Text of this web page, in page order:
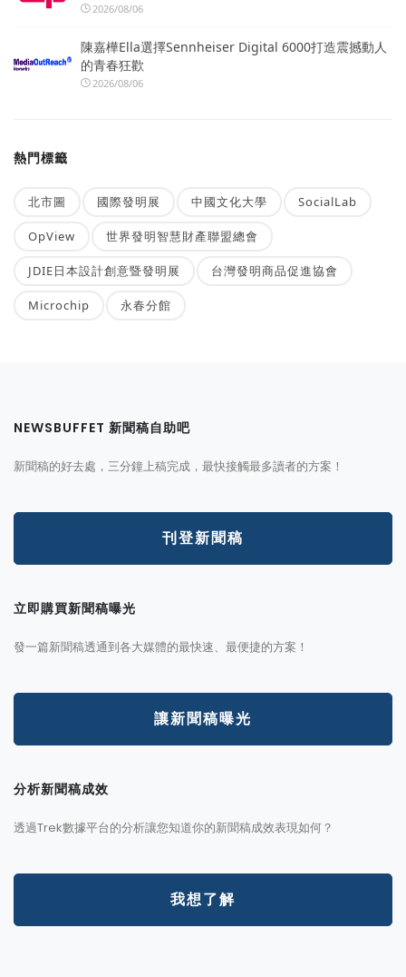
2026/08/06
陳嘉樺Ella選擇Sennheiser Digital 6000打造震撼動人
的青春狂歡
2026/08/06
熱門標籤
北市圖 國際發明展 中國文化大學 SocialLab
OpView 世界發明智慧財產聯盟總會
JDIE日本設計創意暨發明展 台灣發明商品促進協會
Microchip 永春分館
NEWSBUFFET 新聞稿自助吧
新聞稿的好去處，三分鐘上稿完成，最快接觸最多讀者的方案！
刊登新聞稿
立即購買新聞稿曝光
發一篇新聞稿透通到各大媒體的最快速、最便捷的方案！
讓新聞稿曝光
分析新聞稿成效
透過Trek數據平台的分析讓您知道你的新聞稿成效表現如何？
我想了解